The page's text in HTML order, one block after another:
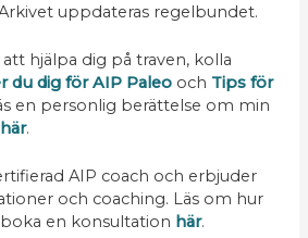
uppdateras regelbundet.
hjälpa dig på traven, kolla
du dig för AIP Paleo och Tips för
en personlig berättelse om min
här.
AIP coach och erbjuder
och coaching. Läs om hur
en konsultation här.